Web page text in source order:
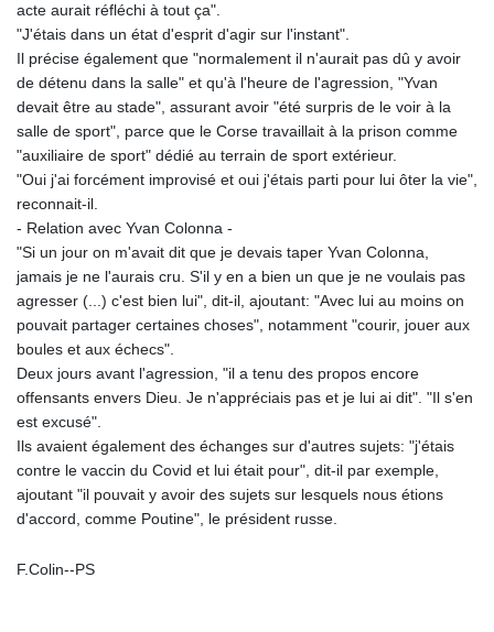
acte aurait réfléchi à tout ça".
"J'étais dans un état d'esprit d'agir sur l'instant".
Il précise également que "normalement il n'aurait pas dû y avoir
de détenu dans la salle" et qu'à l'heure de l'agression, "Yvan
devait être au stade", assurant avoir "été surpris de le voir à la
salle de sport", parce que le Corse travaillait à la prison comme
"auxiliaire de sport" dédié au terrain de sport extérieur.
"Oui j'ai forcément improvisé et oui j'étais parti pour lui ôter la vie",
reconnait-il.
- Relation avec Yvan Colonna -
"Si un jour on m'avait dit que je devais taper Yvan Colonna,
jamais je ne l'aurais cru. S'il y en a bien un que je ne voulais pas
agresser (...) c'est bien lui", dit-il, ajoutant: "Avec lui au moins on
pouvait partager certaines choses", notamment "courir, jouer aux
boules et aux échecs".
Deux jours avant l'agression, "il a tenu des propos encore
offensants envers Dieu. Je n'appréciais pas et je lui ai dit". "Il s'en
est excusé".
Ils avaient également des échanges sur d'autres sujets: "j'étais
contre le vaccin du Covid et lui était pour", dit-il par exemple,
ajoutant "il pouvait y avoir des sujets sur lesquels nous étions
d'accord, comme Poutine", le président russe.
F.Colin--PS